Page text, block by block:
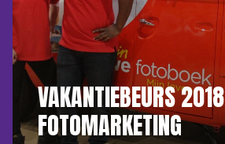
VAKANTIEBEURS 2018
FOTOMARKETING